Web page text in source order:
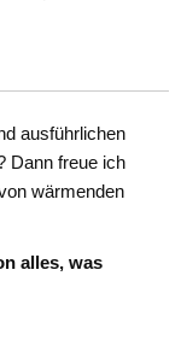
ausführlichen
Dann freue ich
wärmenden
alles, was